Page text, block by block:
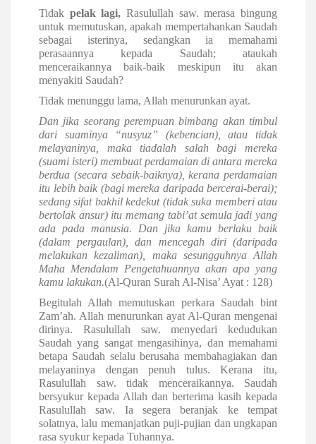
Tidak pelak lagi,Rasulullah saw. merasa bingung
untuk memutuskan, apakah mempertahankan Saudah
sebagai isterinya, sedangkan ia memahami
perasaannya kepada Saudah; ataukah
menceraikannya baik-baik meskipun itu akan
menyakiti Saudah?
Tidak menunggu lama, Allah menurunkan ayat.
Dan jika seorang perempuan bimbang akan timbul
dari suaminya “nusyuz” (kebencian), atau tidak
melayaninya, maka tiadalah salah bagi mereka
(suami isteri) membuat perdamaian di antara mereka
berdua (secara sebaik-baiknya), kerana perdamaian
itu lebih baik (bagi mereka daripada bercerai-berai);
sedang sifat bakhil kedekut (tidak suka memberi atau
bertolak ansur) itu memang tabi’at semula jadi yang
ada pada manusia. Dan jika kamu berlaku baik
(dalam pergaulan), dan mencegah diri (daripada
melakukan kezaliman), maka sesungguhnya Allah
Maha Mendalam Pengetahuannya akan apa yang
kamu lakukan.(Al-Quran Surah Al-Nisa’ Ayat : 128)
Begitulah Allah memutuskan perkara Saudah bint
Zam’ah. Allah menurunkan ayat Al-Quran mengenai
dirinya. Rasulullah saw. menyedari kedudukan
Saudah yang sangat mengasihinya, dan memahami
betapa Saudah selalu berusaha membahagiakan dan
melayaninya dengan penuh tulus. Kerana itu,
Rasulullah saw. tidak menceraikannya. Saudah
bersyukur kepada Allah dan berterima kasih kepada
Rasulullah saw. Ia segera beranjak ke tempat
solatnya, lalu memanjatkan puji-pujian dan ungkapan
rasa syukur kepada Tuhannya.